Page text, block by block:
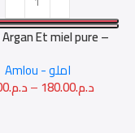
Et miel pure –
Amlou - املو
د.م.– د.م.180.00